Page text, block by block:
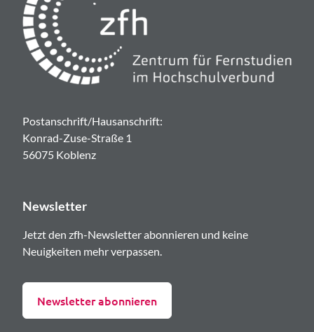
Postanschrift/Hausanschrift:
Konrad-Zuse-Straße 1
56075 Koblenz
Newsletter
Jetzt den zfh-Newsletter abonnieren und keine
Neuigkeiten mehr verpassen.
Newsletter abonnieren